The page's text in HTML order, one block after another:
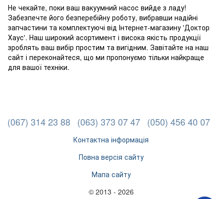
Не чекайте, поки ваш вакуумний насос вийде з ладу!
Забезпечте його безперебійну роботу, вибравши надійні
запчастини та комплектуючі від Інтернет-магазину 'Доктор
Хаус'. Наш широкий асортимент і висока якість продукції
зроблять ваш вибір простим та вигідним. Завітайте на наш
сайт і переконайтеся, що ми пропонуємо тільки найкраще
для вашої техніки.
(067) 314 23 88 (063) 373 07 47 (050) 456 40 07
Контактна інформація
Повна версія сайту
Мапа сайту
© 2013 - 2026